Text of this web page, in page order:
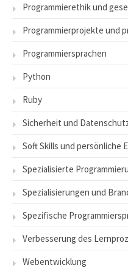
Programmierethik und
Programmierprojekte und
Programmiersprachen
Python
Ruby
Sicherheit und
Soft Skills und persönliche
Spezialisierte
Spezialisierungen und
Spezifische
Verbesserung des
Webentwicklung